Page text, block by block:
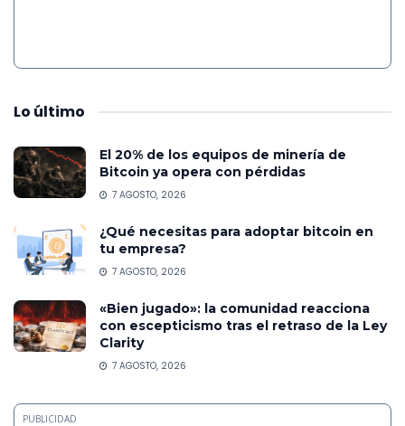
Lo último
El 20% de los equipos de minería de
Bitcoin ya opera con pérdidas
7 AGOSTO, 2026
¿Qué necesitas para adoptar bitcoin en
tu empresa?
7 AGOSTO, 2026
«Bien jugado»: la comunidad reacciona
con escepticismo tras el retraso de la Ley
Clarity
7 AGOSTO, 2026
PUBLICIDAD